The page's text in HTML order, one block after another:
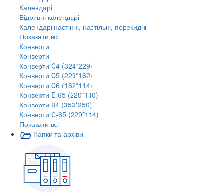
Календарі
Відривні календарі
Календарі настінні, настільні, перекидні
Показати всі
Конверти
Конверти
Конверти C4 (324*229)
Конверти C5 (229*162)
Конверти C6 (162*114)
Конверти E-65 (220*110)
Конверти В4 (353*250)
Конверти С-65 (229*114)
Показати всі
Папки та архіви